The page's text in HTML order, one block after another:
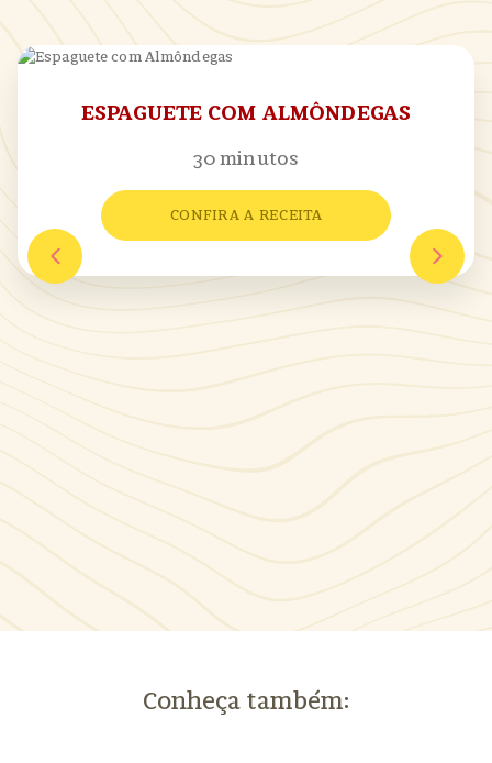
ESPAGUETE COM ALMÔNDEGAS
30 minutos
CONFIRA A RECEITA
Conheça também: